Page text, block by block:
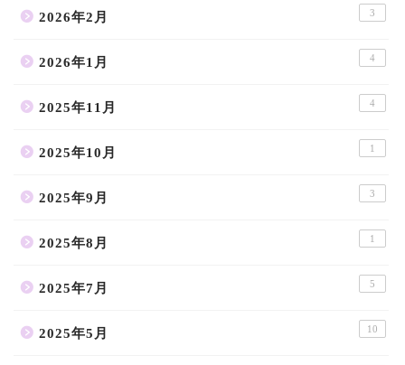
2026年2月 3
2026年1月 4
2025年11月 4
2025年10月 1
2025年9月 3
2025年8月 1
2025年7月 5
2025年5月 10